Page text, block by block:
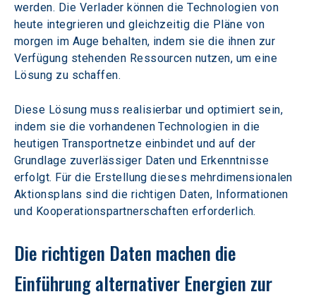
werden. Die Verlader können die Technologien von
heute integrieren und gleichzeitig die Pläne von
morgen im Auge behalten, indem sie die ihnen zur
Verfügung stehenden Ressourcen nutzen, um eine
Lösung zu schaffen.
Diese Lösung muss realisierbar und optimiert sein,
indem sie die vorhandenen Technologien in die
heutigen Transportnetze einbindet und auf der
Grundlage zuverlässiger Daten und Erkenntnisse
erfolgt. Für die Erstellung dieses mehrdimensionalen
Aktionsplans sind die richtigen Daten, Informationen
und Kooperationspartnerschaften erforderlich.
Die richtigen Daten machen die
Einführung alternativer Energien zur